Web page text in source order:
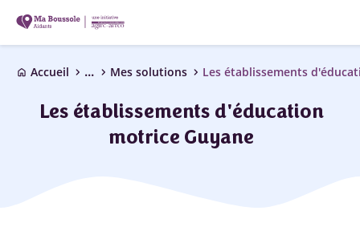
home Accueil chevron_right ... chevron_right Mes solutions chevron_right Les établissements
Les établissements d'éducation
motrice Guyane